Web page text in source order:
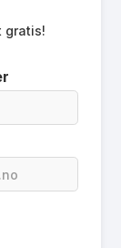
spot
gratis!